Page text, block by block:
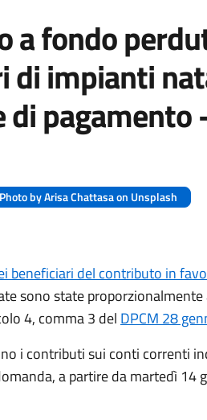
a fondo
di impianti
di pagamento
Photo by Arisa Chattasa on Unsplash
beneficiari del contributo in
sono state
4, comma 3 del DPCM 28
i contributi sui conti correnti
a partire da martedì 14